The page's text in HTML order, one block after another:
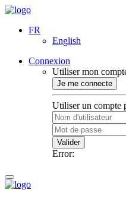
FR
English
Connexion
Utiliser mon
Je me connecte
Utiliser un compte
Valider
Error: